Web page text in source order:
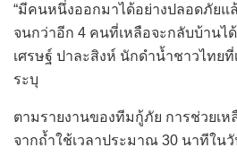
“มีคนหนึ่งออกมาได้อย่างปลอดภัยแ
จนกว่าอีก 4 คนที่เหลือจะกลับบ้านไ
เศรษฐ์ ปาละสิงห์ นักดำน้ำชาวไทย
ระบุ
ตามรายงานของทีมกู้ภัย การช่วยเ
จากถ้ำใช้เวลาประมาณ 30 นาทีใน